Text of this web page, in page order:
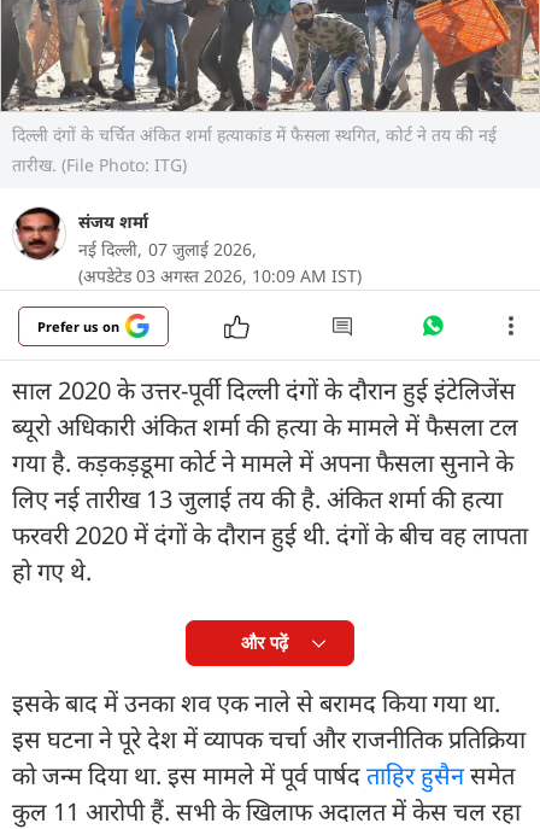
दिल्ली दंगों के चर्चित अंकित शर्मा हत्याकांड में फैसला स्थगित, कोर्ट ने तय की नई
तारीख. (File Photo: ITG)
संजय शर्मा
नई दिल्ली, 07 जुलाई 2026,
(अपडेटेड 03 अगस्त 2026, 10:09 AM IST)
Prefer us on
साल 2020 के उत्तर-पूर्वी दिल्ली दंगों के दौरान हुई इंटेलिजेंस
ब्यूरो अधिकारी अंकित शर्मा की हत्या के मामले में फैसला टल
गया है. कड़कड़डूमा कोर्ट ने मामले में अपना फैसला सुनाने के
लिए नई तारीख 13 जुलाई तय की है. अंकित शर्मा की हत्या
फरवरी 2020 में दंगों के दौरान हुई थी. दंगों के बीच वह लापता
हो गए थे.
और पढ़ें
इसके बाद में उनका शव एक नाले से बरामद किया गया था.
इस घटना ने पूरे देश में व्यापक चर्चा और राजनीतिक प्रतिक्रिया
को जन्म दिया था. इस मामले में पूर्व पार्षदताहिर हुसैनसमेत
कुल 11 आरोपी हैं. सभी के खिलाफ अदालत में केस चल रहा